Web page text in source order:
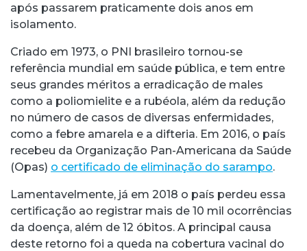
após passarem praticamente dois anos em
isolamento.
Criado em 1973, o PNI brasileiro tornou-se
referência mundial em saúde pública, e tem entre
seus grandes méritos a erradicação de males
como a poliomielite e a rubéola, além da redução
no número de casos de diversas enfermidades,
como a febre amarela e a difteria. Em 2016, o país
recebeu da Organização Pan-Americana da Saúde
(Opas) o certificado de eliminação do sarampo.
Lamentavelmente, já em 2018 o país perdeu essa
certificação ao registrar mais de 10 mil ocorrências
da doença, além de 12 óbitos. A principal causa
deste retorno foi a queda na cobertura vacinal do